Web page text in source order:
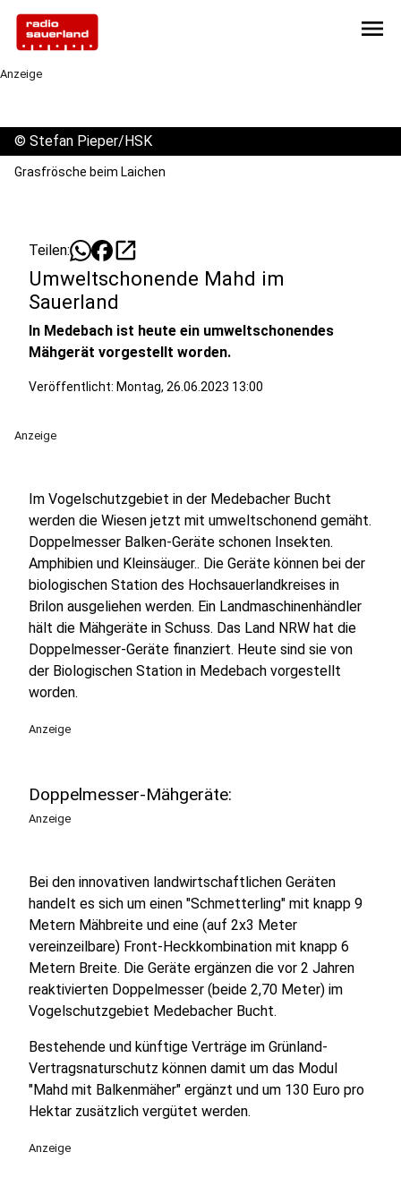
menu
Anzeige
© Stefan Pieper/HSK
Grasfrösche beim Laichen
Teilen: open_in_new
Umweltschonende Mahd im
Sauerland
In Medebach ist heute ein umweltschonendes
Mähgerät vorgestellt worden.
Veröffentlicht: Montag, 26.06.2023 13:00
Anzeige
Im Vogelschutzgebiet in der Medebacher Bucht
werden die Wiesen jetzt mit umweltschonend gemäht.
Doppelmesser Balken-Geräte schonen Insekten.
Amphibien und Kleinsäuger.. Die Geräte können bei der
biologischen Station des Hochsauerlandkreises in
Brilon ausgeliehen werden. Ein Landmaschinenhändler
hält die Mähgeräte in Schuss. Das Land NRW hat die
Doppelmesser-Geräte finanziert. Heute sind sie von
der Biologischen Station in Medebach vorgestellt
worden.
Anzeige
Doppelmesser-Mähgeräte:
Anzeige
Bei den innovativen landwirtschaftlichen Geräten
handelt es sich um einen "Schmetterling" mit knapp 9
Metern Mähbreite und eine (auf 2x3 Meter
vereinzeilbare) Front-Heckkombination mit knapp 6
Metern Breite. Die Geräte ergänzen die vor 2 Jahren
reaktivierten Doppelmesser (beide 2,70 Meter) im
Vogelschutzgebiet Medebacher Bucht.
Bestehende und künftige Verträge im Grünland-
Vertragsnaturschutz können damit um das Modul
"Mahd mit Balkenmäher" ergänzt und um 130 Euro pro
Hektar zusätzlich vergütet werden.
Anzeige